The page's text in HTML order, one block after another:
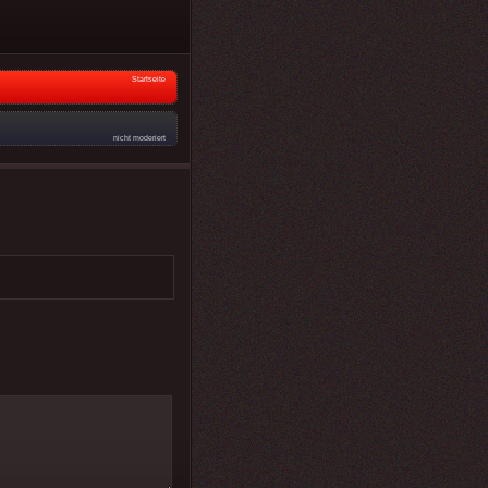
Startseite
nicht moderiert